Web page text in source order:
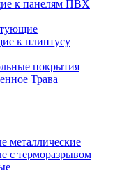
к панелям ПВХ
к плинтусу
покрытия
Трава
металлические
с терморазрывом